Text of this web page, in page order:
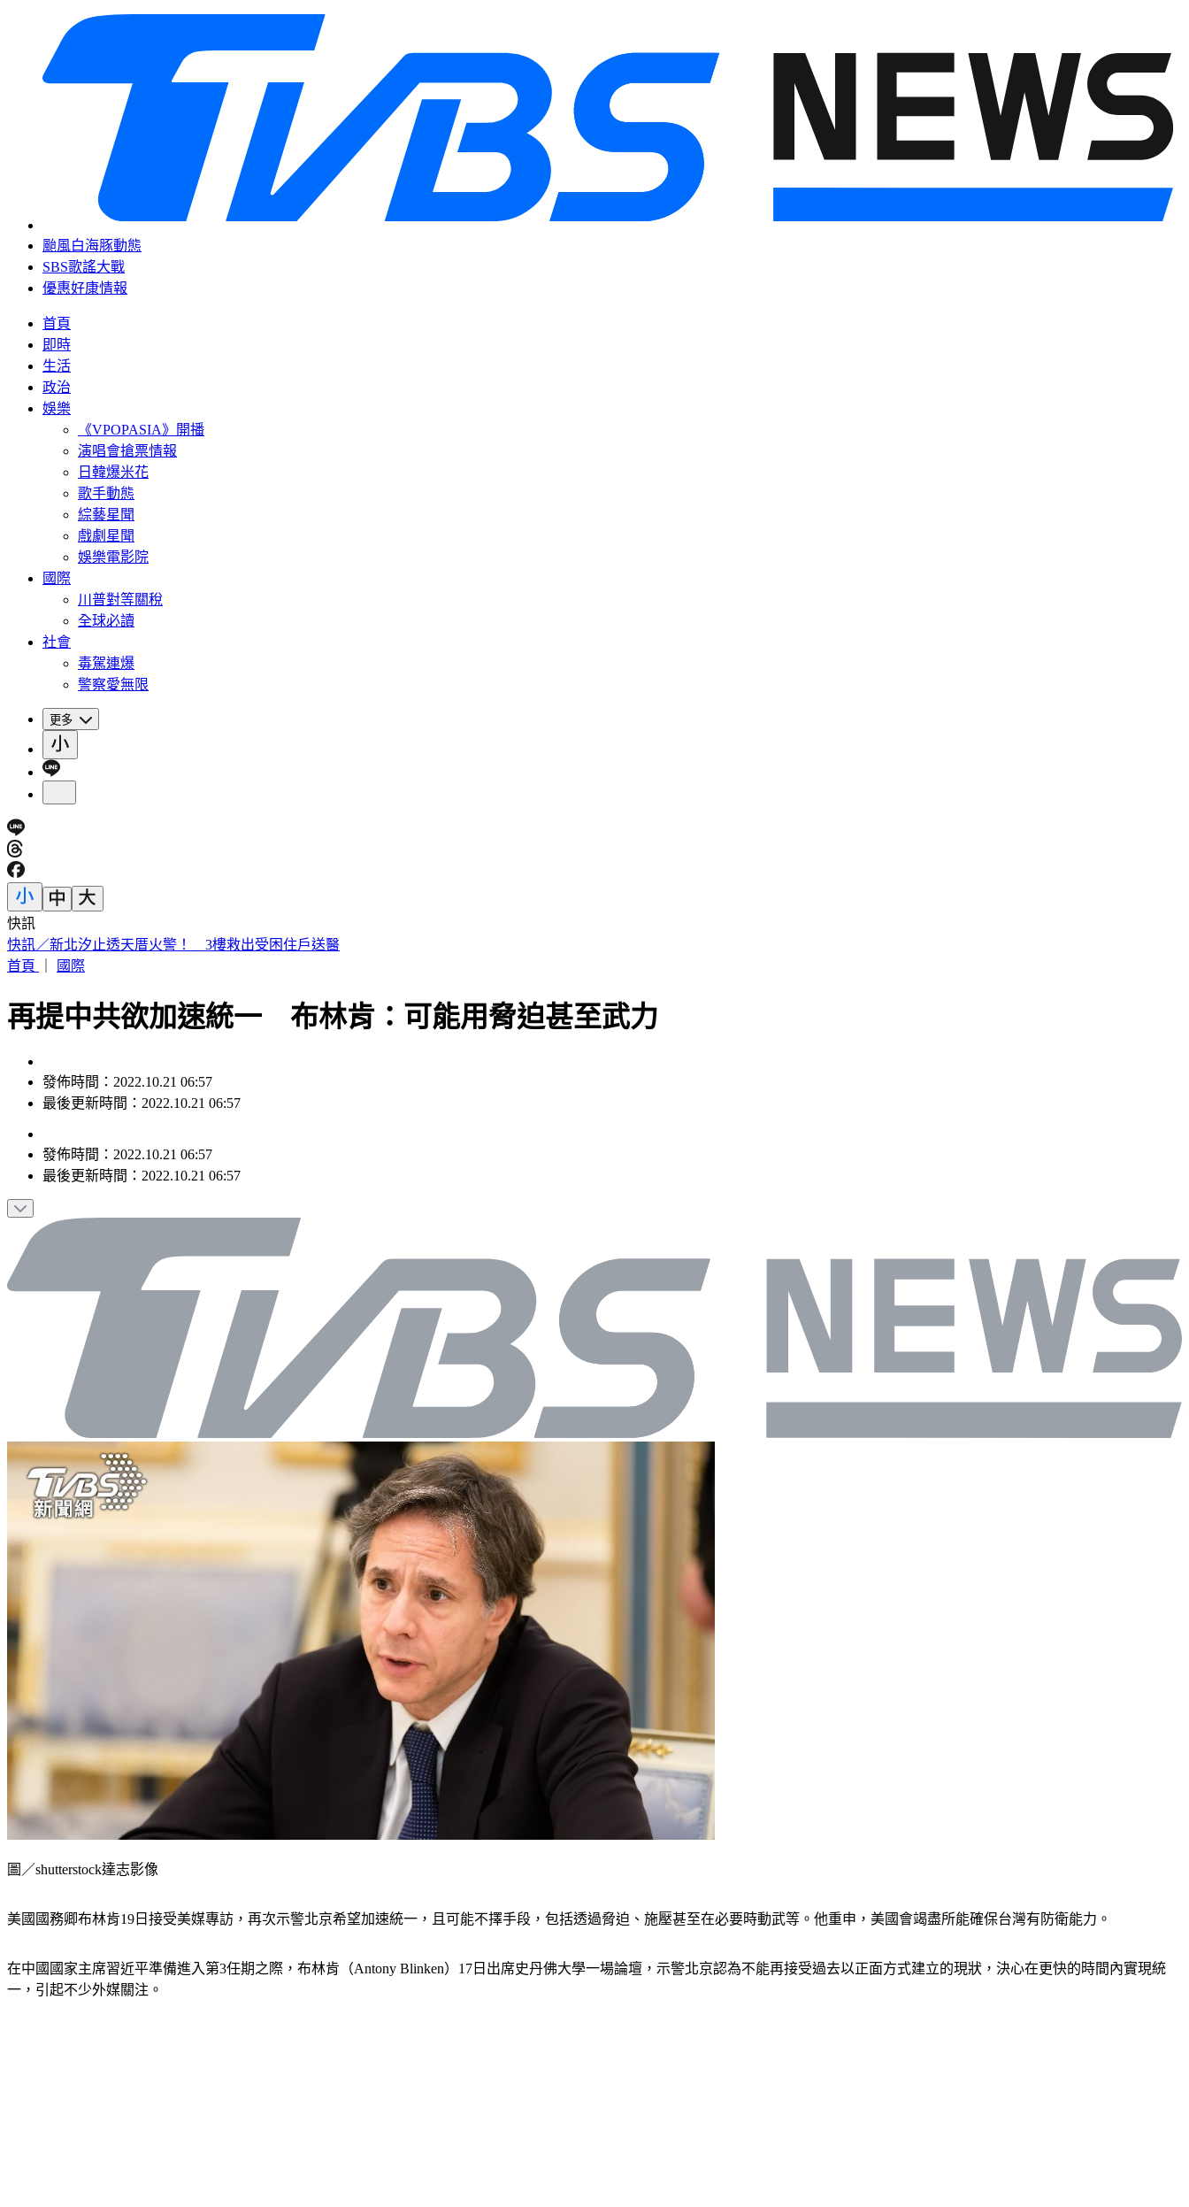
颱風白海豚動態
SBS歌謠大戰
優惠好康情報
首頁
即時
生活
政治
娛樂
《VPOPASIA》開播
演唱會搶票情報
日韓爆米花
歌手動態
綜藝星聞
戲劇星聞
娛樂電影院
國際
川普對等關稅
全球必讀
社會
毒駕連爆
警察愛無限
更多
快訊
快訊／新北汐止透天厝火警！ 3樓救出受困住戶送醫
首頁
國際
再提中共欲加速統一 布林肯：可能用脅迫甚至武力
發佈時間：2022.10.21 06:57
最後更新時間：2022.10.21 06:57
發佈時間： 2022.10.21 06:57
最後更新時間： 2022.10.21 06:57
圖／shutterstock達志影像
美國國務卿布林肯19日接受美媒專訪，再次示警北京希望加速統一，且可能不擇手段，包括透過脅迫、施壓甚至在必要時動武等。他重申，美國會竭盡所能確保台灣有防衛能力。
在中國國家主席習近平準備進入第3任期之際，布林肯（Antony Blinken）17日出席史丹佛大學一場論壇，示警北京認為不能再接受過去以正面方式建立的現狀，決心在更快的時間內實現統
一，引起不少外媒關注。